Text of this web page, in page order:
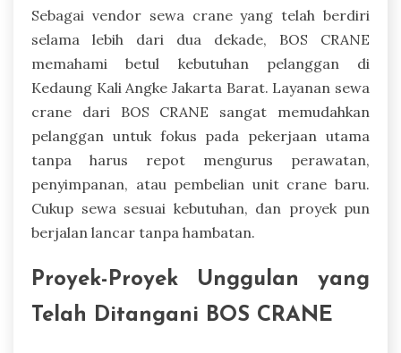
Sebagai vendor sewa crane yang telah berdiri
selama lebih dari dua dekade, BOS CRANE
memahami betul kebutuhan pelanggan di
Kedaung Kali Angke Jakarta Barat. Layanan sewa
crane dari BOS CRANE sangat memudahkan
pelanggan untuk fokus pada pekerjaan utama
tanpa harus repot mengurus perawatan,
penyimpanan, atau pembelian unit crane baru.
Cukup sewa sesuai kebutuhan, dan proyek pun
berjalan lancar tanpa hambatan.
Proyek-Proyek Unggulan yang
Telah Ditangani BOS CRANE